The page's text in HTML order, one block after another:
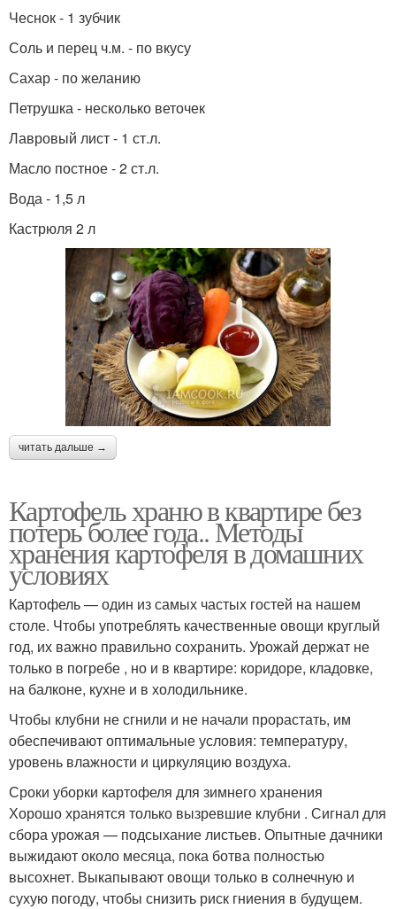
Чеснок - 1 зубчик
Соль и перец ч.м. - по вкусу
Сахар - по желанию
Петрушка - несколько веточек
Лавровый лист - 1 ст.л.
Масло постное - 2 ст.л.
Вода - 1,5 л
Кастрюля 2 л
читать дальше →
Картофель храню в квартире без
потерь более года.. Методы
хранения картофеля в домашних
условиях
Картофель — один из самых частых гостей на нашем
столе. Чтобы употреблять качественные овощи круглый
год, их важно правильно сохранить. Урожай держат не
только в погребе , но и в квартире: коридоре, кладовке,
на балконе, кухне и в холодильнике.
Чтобы клубни не сгнили и не начали прорастать, им
обеспечивают оптимальные условия: температуру,
уровень влажности и циркуляцию воздуха.
Сроки уборки картофеля для зимнего хранения
Хорошо хранятся только вызревшие клубни . Сигнал для
сбора урожая — подсыхание листьев. Опытные дачники
выжидают около месяца, пока ботва полностью
высохнет. Выкапывают овощи только в солнечную и
сухую погоду, чтобы снизить риск гниения в будущем.